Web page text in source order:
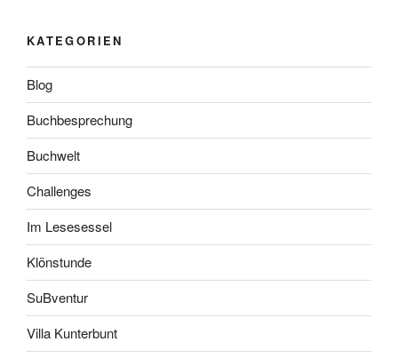
KATEGORIEN
Blog
Buchbesprechung
Buchwelt
Challenges
Im Lesesessel
Klönstunde
SuBventur
Villa Kunterbunt